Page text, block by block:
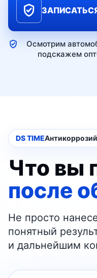
Осмотрим
подскажем
DS TIME
Что вы
после
Не просто
понятный
и дальнейшим